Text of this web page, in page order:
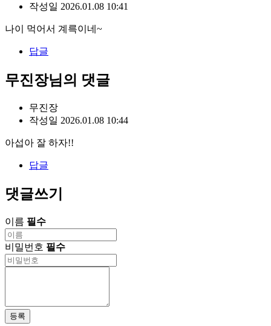
작성일 2026.01.08 10:41
나이 먹어서 계륵이네~
답글
무진장님의 댓글
무진장
작성일 2026.01.08 10:44
아섭아 잘 하자!!
답글
댓글쓰기
이름 필수
비밀번호 필수
등록